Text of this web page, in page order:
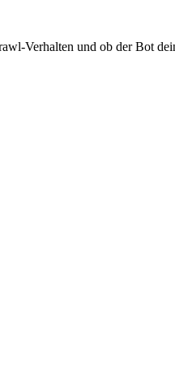
Verhalten und ob der Bot